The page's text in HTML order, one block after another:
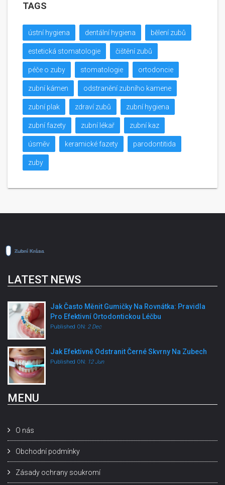
TAGS
ústní hygiena dentální hygiena bělení zubů
estetická stomatologie čištění zubů
péče o zuby stomatologie ortodoncie
zubní kámen odstranění zubního kamene
zubní plak zdraví zubů zubní hygiena
zubní fazety zubní lékař zubní kaz
úsměv keramické fazety parodontitida
zuby
LATEST NEWS
Jak Často Měnit Gumičky Na Rovnátka: Pravidla
Pro Efektivní Ortodontickou Léčbu
Published ON: 2 Dec
Jak Efektivně Odstranit Černé Skvrny Na Zubech
Published ON: 12 Jun
MENU
O nás
Obchodní podmínky
Zásady ochrany soukromí